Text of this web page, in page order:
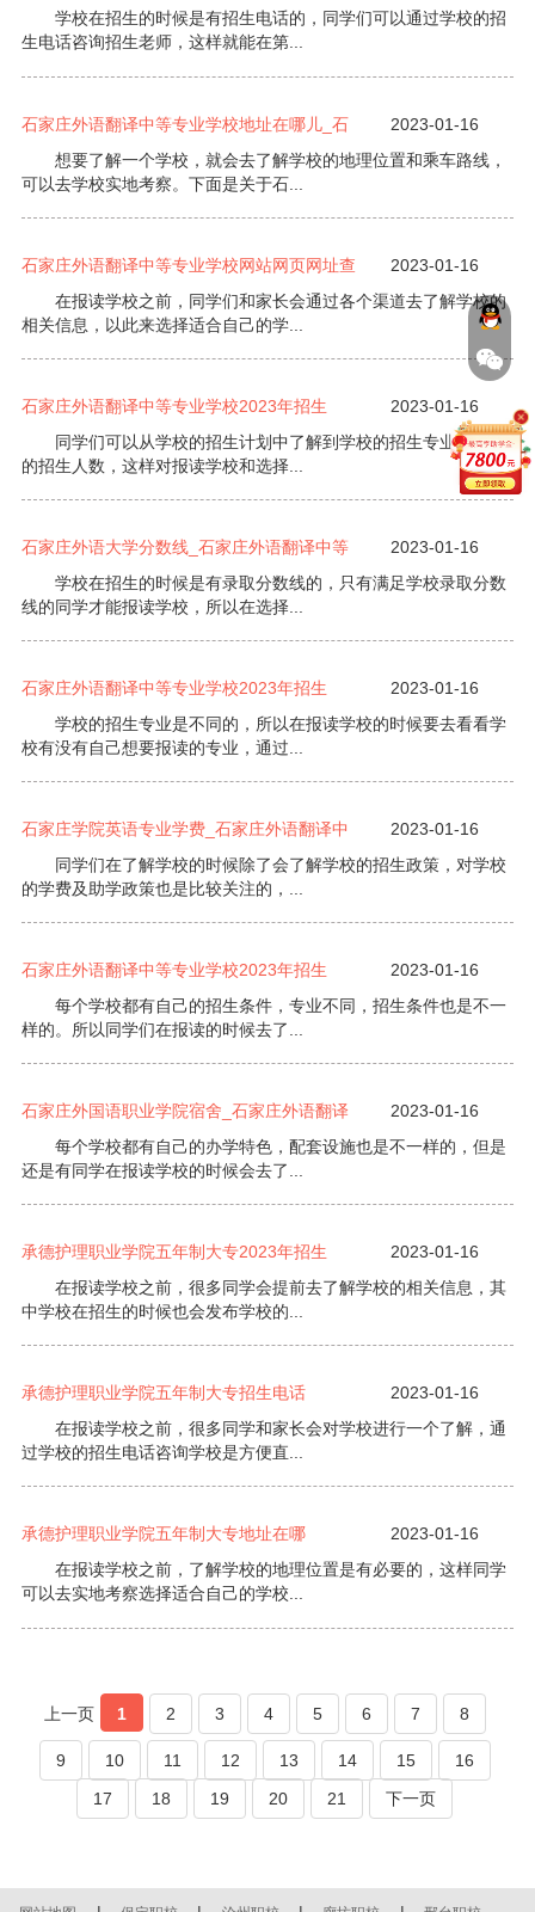
学校在招生的时候是有招生电话的，同学们可以通过学校的招
生电话咨询招生老师，这样就能在第...
石家庄外语翻译中等专业学校地址在哪儿_石
2023-01-16
想要了解一个学校，就会去了解学校的地理位置和乘车路线，
可以去学校实地考察。下面是关于石...
石家庄外语翻译中等专业学校网站网页网址查
2023-01-16
在报读学校之前，同学们和家长会通过各个渠道去了解学校的
相关信息，以此来选择适合自己的学...
石家庄外语翻译中等专业学校2023年招生
2023-01-16
同学们可以从学校的招生计划中了解到学校的招生专业及专业
的招生人数，这样对报读学校和选择...
石家庄外语大学分数线_石家庄外语翻译中等
2023-01-16
学校在招生的时候是有录取分数线的，只有满足学校录取分数
线的同学才能报读学校，所以在选择...
石家庄外语翻译中等专业学校2023年招生
2023-01-16
学校的招生专业是不同的，所以在报读学校的时候要去看看学
校有没有自己想要报读的专业，通过...
石家庄学院英语专业学费_石家庄外语翻译中
2023-01-16
同学们在了解学校的时候除了会了解学校的招生政策，对学校
的学费及助学政策也是比较关注的，...
石家庄外语翻译中等专业学校2023年招生
2023-01-16
每个学校都有自己的招生条件，专业不同，招生条件也是不一
样的。所以同学们在报读的时候去了...
石家庄外国语职业学院宿舍_石家庄外语翻译
2023-01-16
每个学校都有自己的办学特色，配套设施也是不一样的，但是
还是有同学在报读学校的时候会去了...
承德护理职业学院五年制大专2023年招生
2023-01-16
在报读学校之前，很多同学会提前去了解学校的相关信息，其
中学校在招生的时候也会发布学校的...
承德护理职业学院五年制大专招生电话
2023-01-16
在报读学校之前，很多同学和家长会对学校进行一个了解，通
过学校的招生电话咨询学校是方便直...
承德护理职业学院五年制大专地址在哪
2023-01-16
在报读学校之前，了解学校的地理位置是有必要的，这样同学
可以去实地考察选择适合自己的学校...
上一页 1 2 3 4 5 6 7 8
9 10 11 12 13 14 15
16
17
18 19 20 21 下一页